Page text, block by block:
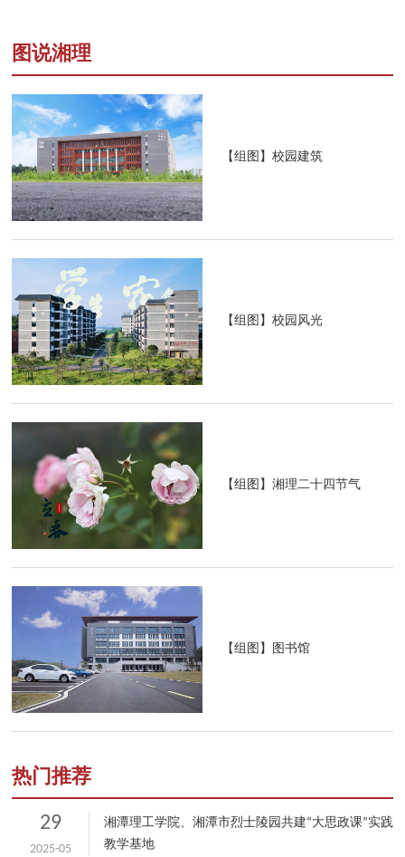
图说湘理
【组图】校园建筑
【组图】校园风光
【组图】湘理二十四节气
【组图】图书馆
热门推荐
29
2025-05
湘潭理工学院、湘潭市烈士陵园共建“大思政课”实践
教学基地